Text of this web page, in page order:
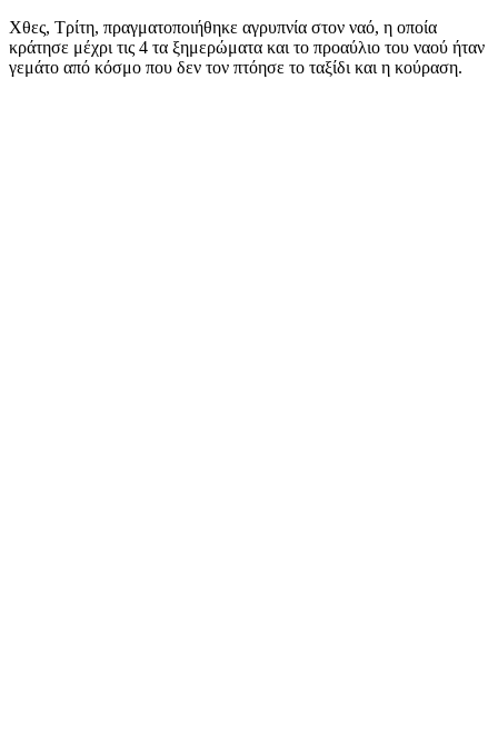
Χθες, Τρίτη, πραγματοποιήθηκε αγρυπνία στον ναό, η οποία
κράτησε μέχρι τις 4 τα ξημερώματα και το προαύλιο του ναού ήταν
γεμάτο από κόσμο που δεν τον πτόησε το ταξίδι και η κούραση.